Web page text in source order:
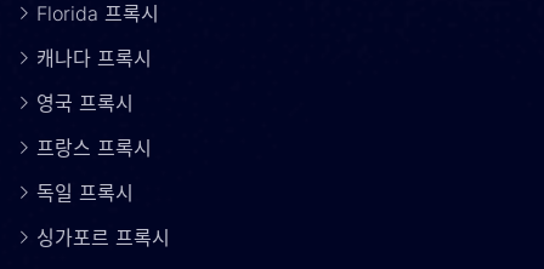
Florida 프록시
캐나다 프록시
영국 프록시
프랑스 프록시
독일 프록시
싱가포르 프록시